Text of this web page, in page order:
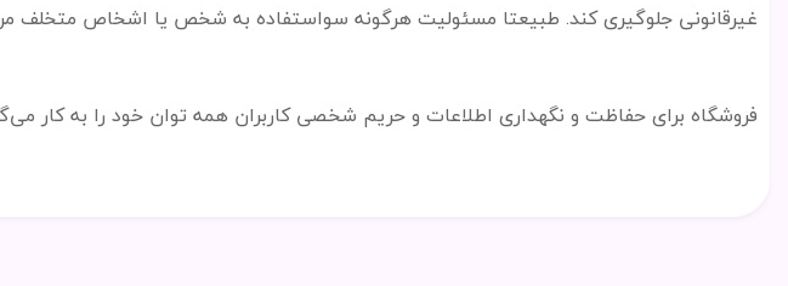
غیرقانونی جلوگیری کند. طبیعتا مسئولیت هرگونه سواستفاده به شخص یا اشخاص متخلف
فروشگاه برای حفاظت و نگهداری اطلاعات و حریم شخصی کاربران همه توان خود را به کار می